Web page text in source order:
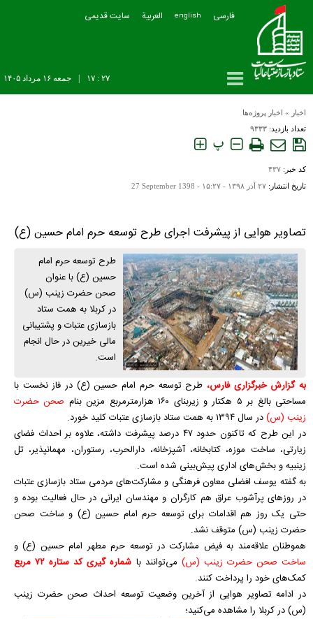
فارسی english العربیة سایت قدیمی
جمعه ۱۶ مرداد ۱۴۰۵ ۲۷ : ۱۷
اخبار » اخبار پروژه‌ها
تعداد بازدید: ۹۳۳۳
پ
کد خبر: ۴۳۷
تاریخ انتشار: ۲۷ آذر ۱۳۹۸ - ۱۵:۲۷ - 27 September 1398
تصاویر هوایی از پیشرفت اجرای طرح توسعه حرم امام حسین (ع)
طرح توسعه حرم امام
حسین (ع) با عنوان
صحن حضرت زینب (س)
در کربلا به همت ستاد
بازسازی عتبات و پشتیبانی
مالی خیرین در حال انجام
است.
به گزارش خبرگزاری فارس، طرح توسعه حرم امام حسین (ع) در فاز نخست با
مساحتی بالغ بر ۵ هکتار و زیربنای ۱۶۰ هزارمترمربع مزین بنام
صحن حضرت
زینب (س)در سال ۱۳۹۴ به همت ستاد بازسازی عتبات کلید خورد.
در این طرح که تاکنون حدود ۴۷ درصد پیشرفت داشته، علاوه بر احداث فضای
زیارتی، ساخت موزه، کتابخانه، آشپزخانه، دارالحرب، رستوران، مهمانپذیر، تل
زینبیه و بخش‌های اداری پیش‌بینی شده است.
به گفته یوسف افضلی معاون فرهنگی و مشارکت‌های مردمی ستاد بازسازی عتبات
در روز‌های پرآشوب عراق هم کارگران و مهندسان ایرانی در حال فعالیت بوده و
حتی یک روز هم اقدامات برای توسعه حرم امام حسین (ع) و ساخت صحن
حضرت زینب (س) متوقف نشد.
هموطنان علاقه‌مند به فیض مشارکت در توسعه حرم مطهر امام حسین (ع) و
ساخت صحن حضرت زینب (س) می‌توانند با شماره گیری کد ستاره ۷۲ مربع
کمک‌های خود را پرداخت کنند.
در ادامه تصاویر هوایی از آخرین وضعیت توسعه احداث صحن حضرت زینب
(س) در کربلا را مشاهده می‌کنید؛